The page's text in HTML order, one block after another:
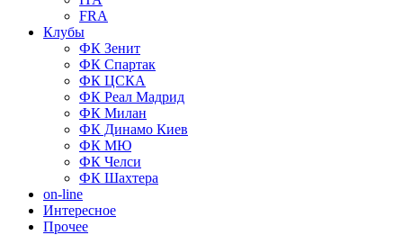
FRA
Клубы
ФК Зенит
ФК Спартак
ФК ЦСКА
ФК Реал Мадрид
ФК Милан
ФК Динамо Киев
ФК МЮ
ФК Челси
ФК Шахтера
on-line
Интересное
Прочее